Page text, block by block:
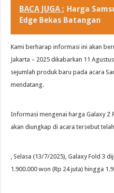
BACA JUGA : Harga
Edge Bekas Batangan
Kami berharap informasi ini akan
Jakarta – 2025 dikabarkan 11
sejumlah produk baru pada acara
mendatang.
Informasi mengenai harga Galaxy Z
akan diungkap di acara tersebut
, Selasa (13/7/2025), Galaxy Fold 3
1.900.000 won (Rp 24 juta) hingga